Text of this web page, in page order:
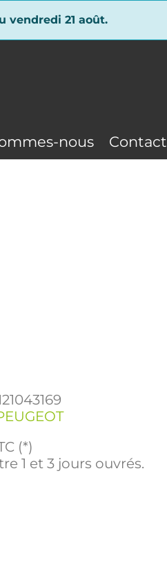
vendredi 21 août.
nous Contact
(*)
1 et 3 jours ouvrés.